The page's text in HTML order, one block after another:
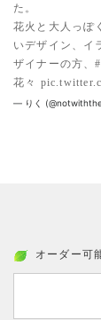
た。
花火と大人っぽ
いデザイン、イ
ザイナーの方、
花々
— りく
オーダー可